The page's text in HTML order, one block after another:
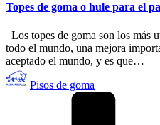
Topes de goma o hule para el
Los topes de goma son los más
todo el mundo, una mejora
aceptado el mundo, y es que…
Publicado
por
Pisos de goma